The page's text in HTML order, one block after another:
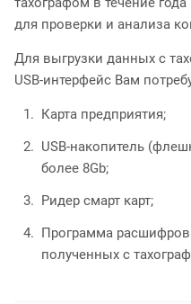
для проверки и анализа
Для выгрузки данных с
USB-интерфейс Вам
Карта предприятия;
USB-накопитель
более 8Gb;
Ридер смарт карт;
Программа
полученных с